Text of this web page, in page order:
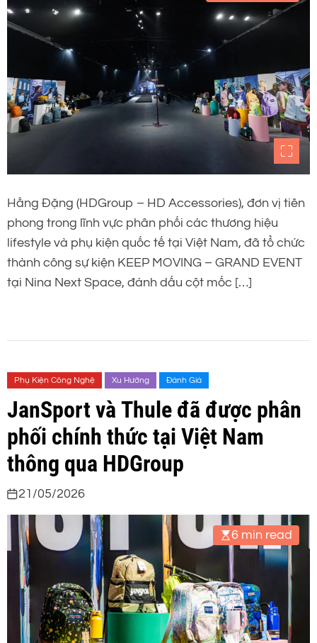
Hằng Đặng (HDGroup – HD Accessories), đơn vị tiên
phong trong lĩnh vực phân phối các thương hiệu
lifestyle và phụ kiện quốc tế tại Việt Nam, đã tổ chức
thành công sự kiện KEEP MOVING – GRAND EVENT
tại Nina Next Space, đánh dấu cột mốc […]
Phụ Kiện Công Nghệ Xu Hướng Đánh Giá
JanSport và Thule đã được phân
phối chính thức tại Việt Nam
thông qua HDGroup
21/05/2026
6 min read